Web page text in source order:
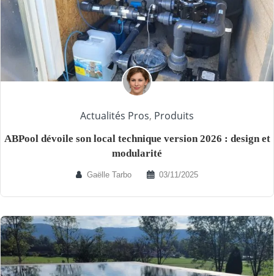
Actualités Pros, Produits
ABPool dévoile son local technique version 2026 : design et
modularité
Gaëlle Tarbo 03/11/2025